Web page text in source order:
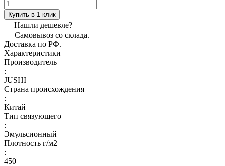
Купить в 1 клик
Нашли дешевле?
Самовывоз со склада.
Доставка по РФ.
Характеристики
Производитель
:
JUSHI
Страна происхождения
:
Китай
Тип связующего
:
Эмульсионный
Плотность г/м2
:
450